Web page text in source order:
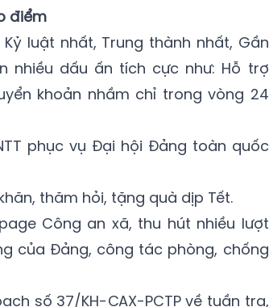
điểm
luật nhất, Trung thành nhất, Gần
nhiều dấu ấn tích cực như: Hỗ trợ
khoản nhầm chỉ trong vòng 24
phục vụ Đại hội Đảng toàn quốc
thăm hỏi, tặng quà dịp Tết.
Công an xã, thu hút nhiều lượt
của Đảng, công tác phòng, chống
số 37/KH-CAX-PCTP về tuần tra,